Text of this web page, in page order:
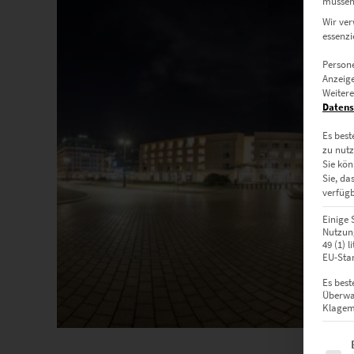
Wir
Es
zu
Sie
Sie,
Einige
49 (1)
EU-
Es
Es